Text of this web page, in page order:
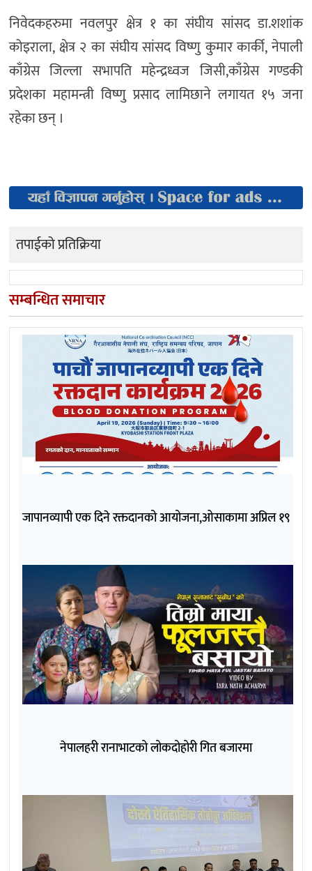
निवेदकहरुमा नवलपुर क्षेत्र १ का संघीय सांसद डा.शशांक
कोइराला, क्षेत्र २ का संघीय सांसद विष्णु कुमार कार्की, नेपाली
काँग्रेस जिल्ला सभापति महेन्द्रध्वज जिसी,काँग्रेस गण्डकी
प्रदेशका महामन्त्री विष्णु प्रसाद लामिछाने लगायत १५ जना
रहेका छन् ।
तपाईको प्रतिक्रिया
सम्बन्धित समाचार
जापानव्यापी एक दिने रक्तदानको आयोजना,ओसाकामा अप्रिल १९
नेपालहरी रानाभाटको लोकदोहोरी गित बजारमा